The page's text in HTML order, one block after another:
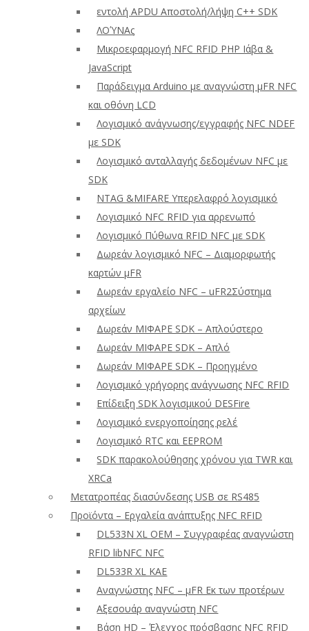
εντολή APDU Αποστολή/λήψη C++ SDK
ΛΟΎΝΑς
Μικροεφαρμογή NFC RFID PHP Ιάβα &
JavaScript
Παράδειγμα Arduino με αναγνώστη μFR NFC
και οθόνη LCD
Λογισμικό ανάγνωσης/εγγραφής NFC NDEF
με SDK
Λογισμικό ανταλλαγής δεδομένων NFC με
SDK
NTAG &MIFARE Υπερελαφρό λογισμικό
Λογισμικό NFC RFID για αρρενωπό
Λογισμικό Πύθωνα RFID NFC με SDK
Δωρεάν λογισμικό NFC – Διαμορφωτής
καρτών μFR
Δωρεάν εργαλείο NFC – uFR2Σύστημα
αρχείων
Δωρεάν ΜΙΦΑΡΕ SDK – Απλούστερο
Δωρεάν ΜΙΦΑΡΕ SDK – Απλό
Δωρεάν ΜΙΦΑΡΕ SDK – Προηγμένο
Λογισμικό γρήγορης ανάγνωσης NFC RFID
Επίδειξη SDK λογισμικού DESFire
Λογισμικό ενεργοποίησης ρελέ
Λογισμικό RTC και EEPROM
SDK παρακολούθησης χρόνου για TWR και
XRCa
Μετατροπέας διασύνδεσης USB σε RS485
Προϊόντα – Εργαλεία ανάπτυξης NFC RFID
DL533N XL OEM – Συγγραφέας αναγνώστη
RFID libNFC NFC
DL533R XL ΚΑΕ
Αναγνώστης NFC – μFR Εκ των προτέρων
Αξεσουάρ αναγνώστη NFC
Βάση HD – Έλεγχος πρόσβασης NFC RFID